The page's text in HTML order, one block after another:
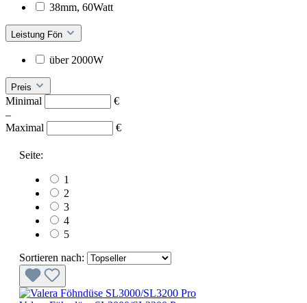
38mm, 60Watt
Leistung Fön
über 2000W
Preis
Minimal
€
–
Maximal
€
Seite:
1
2
3
4
5
Sortieren nach: